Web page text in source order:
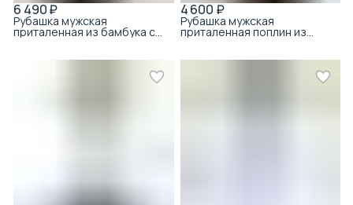
6 490 ₽
Рубашка мужская
приталенная из бамбука с
хлопком белый
4 600 ₽
Рубашка мужская
приталенная поплин из
хлопка белый